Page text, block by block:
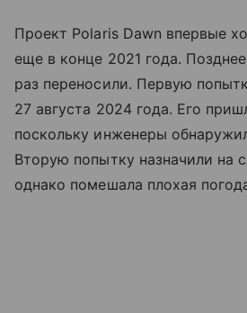
Проект Polaris Dawn впервые
еще в конце 2021 года.
раз переносили. Первую
27 августа 2024 года. Его
поскольку инженеры
Вторую попытку назначили на
однако помешала плохая